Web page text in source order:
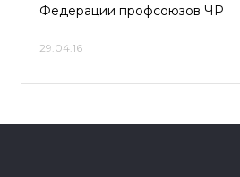
Федерации профсоюзов ЧР
29.04.16